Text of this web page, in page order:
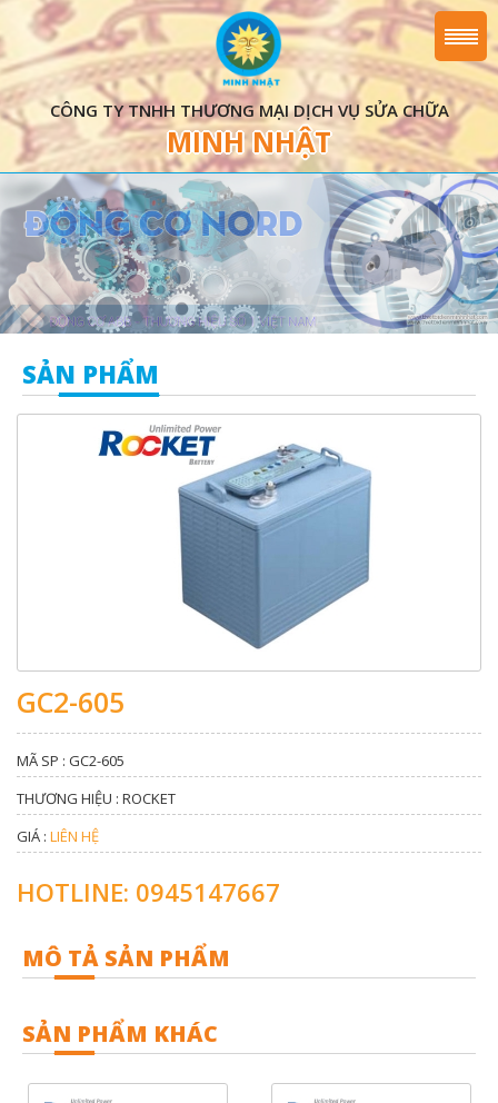
CÔNG TY TNHH THƯƠNG MẠI DỊCH VỤ SỬA CHỮA
MINH NHẬT
SẢN PHẨM
GC2-605
MÃ SP : GC2-605
THƯƠNG HIỆU : ROCKET
GIÁ : LIÊN HỆ
HOTLINE: 0945147667
MÔ TẢ SẢN PHẨM
SẢN PHẨM KHÁC